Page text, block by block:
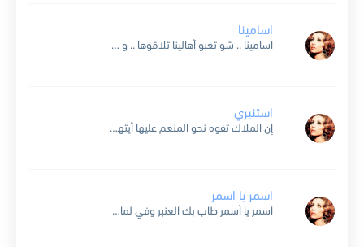
اسامينا
اسامينا .. شو تعبو أهالينا تلاقوها .. و شو افتكرو فينا الأسامي كلام .. شو خص الكلام .. عينينا هني أسامينا لا خضر الأسامي و لا لوزيات لا كحلي بحري و...
استنيري
إن الملاك تفوه نحو المنعم عليها أيتها العذراء النقية إفرحي و أيضاً أقول إفرحي لأن إبنك قد قام من القبر في اليوم الثالث إستنيري يا أورشليم الجديدة لأن مجد الرب...
اسمر يا اسمر
أسمر يا أسمر طاب بك العنبر وفي لماكَ إنجلى وشعشع الكوثر كبرت عن حبنا وربنا أكبر بحق عينيك هل أقبلت تستغفر ولا تحاذر جفا فإننا نعذر يا أسمر يا ناسيا...